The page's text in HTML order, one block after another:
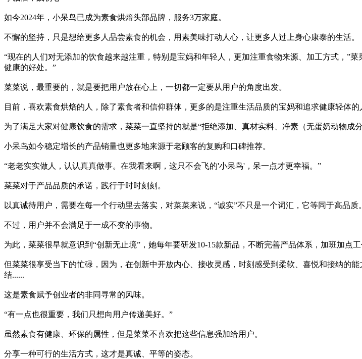
如今2024年，小呆鸟已成为素食烘焙头部品牌，服务3万家庭。
不懈的坚持，只是想给更多人品尝素食的机会，用素美味打动人心，让更多人过上身心康泰的生活。
“现在的人们对无添加的饮食越来越注重，特别是宝妈和年轻人，更加注重食物来源、加工方式，”
健康的好处。”
菜菜说，最重要的，就是要把用户放在心上，一切都一定要从用户的角度出发。
目前，喜欢素食烘焙的人，除了素食者和信仰群体，更多的是注重生活品质的宝妈和追求健康轻体的
为了满足大家对健康饮食的需求，菜菜一直坚持的就是“拒绝添加、真材实料、净素（无蛋奶动物成分
小呆鸟如今稳定增长的产品销量也更多地来源于老顾客的复购和口碑推荐。
“老老实实做人，认认真真做事。在我看来啊，这只不会飞的'小呆鸟'，呆一点才更幸福。”
菜菜对于产品品质的承诺，践行于时时刻刻。
以真诚待用户，需要在每一个行动里去落实，对菜菜来说，“诚实”不只是一个词汇，它等同于高品质。
不过，用户并不会满足于一成不变的事物。
为此，菜菜很早就意识到“创新无止境”，她每年要研发10-15款新品，不断完善产品体系，加班加点工
但菜菜很享受当下的忙碌，因为，在创新中开放内心、接收灵感，时刻感受到柔软、喜悦和接纳的
结......
这是素食赋予创业者的非同寻常的风味。
“有一点也很重要，我们只想向用户传递美好。”
虽然素食有健康、环保的属性，但是菜菜不喜欢把这些信息强加给用户。
分享一种可行的生活方式，这才是真诚、平等的姿态。